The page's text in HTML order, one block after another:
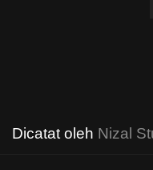
Dicatat oleh Nizal